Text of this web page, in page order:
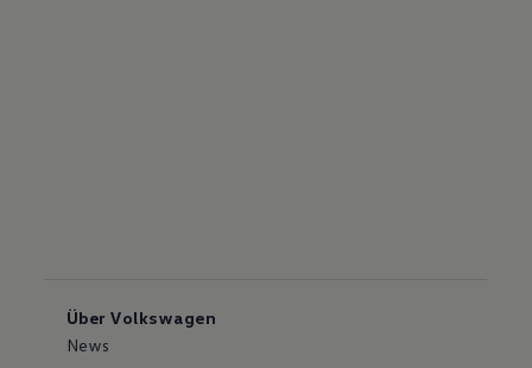
Über Volkswagen
News